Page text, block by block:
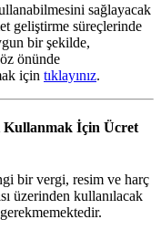
sağlayacak
geliştirme süreçlerinde
bir şekilde,
önünde
için tıklayınız.
Kullanmak İçin Ücret
bir vergi, resim ve harç
üzerinden kullanılacak